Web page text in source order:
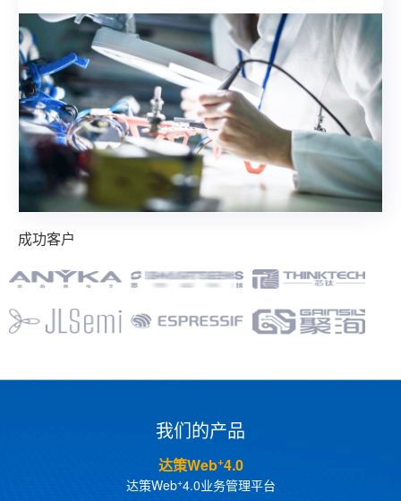
成功客户
成功客户
成功客户
成功客户
成功客户
我们的产品
SAP Business One
中小型企业ERP